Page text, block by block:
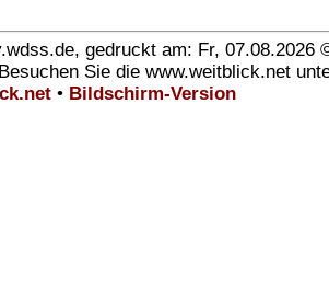
gedruckt am: Fr, 07.08.2026
Sie die www.weitblick.net
• Bildschirm-Version